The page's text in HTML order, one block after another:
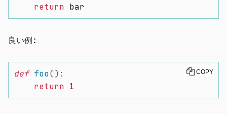
return bar
良い例:
def foo() :
return 1
COPY